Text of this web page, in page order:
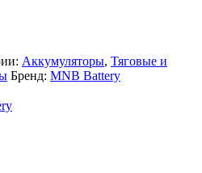
Аккумуляторы, Тяговые и
Бренд: MNB Battery